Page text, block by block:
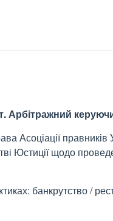
Арбітражний
Асоціації правників
Юстиції щодо
банкрутство /